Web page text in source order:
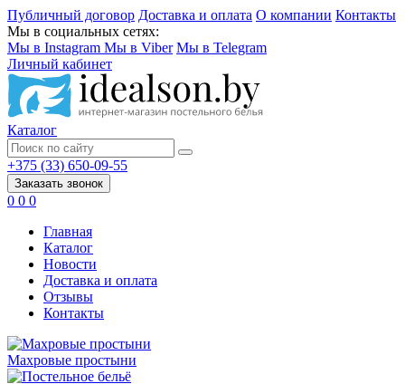
Публичный договор Доставка и оплата О компании Контакты
Мы в социальных сетях:
Мы в Instagram Мы в Viber Мы в Telegram
Личный кабинет
Каталог
+375 (33) 650-09-55
Заказать звонок
0 0 0
Главная
Каталог
Новости
Доставка и оплата
Отзывы
Контакты
Махровые простыни